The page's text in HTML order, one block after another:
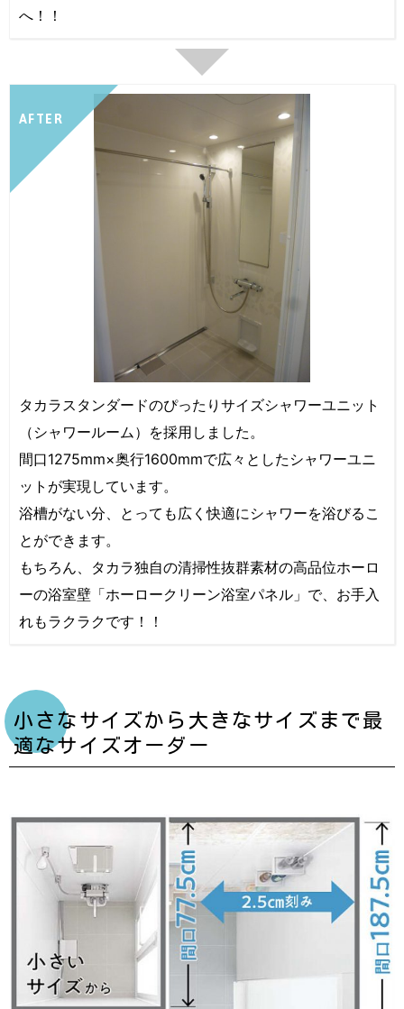
へ！！
AFTER
タカラスタンダードのぴったりサイズシャワーユニット
（シャワールーム）を採用しました。
間口1275mm×奥行1600mmで広々としたシャワーユニ
ットが実現しています。
浴槽がない分、とっても広く快適にシャワーを浴びるこ
とができます。
もちろん、タカラ独自の清掃性抜群素材の高品位ホーロ
ーの浴室壁「ホーロークリーン浴室パネル」で、お手入
れもラクラクです！！
小さなサイズから大きなサイズまで最
適なサイズオーダー